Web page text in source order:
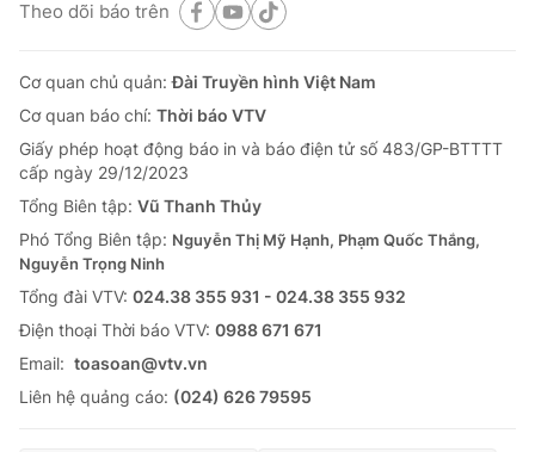
Theo dõi báo trên
Cơ quan chủ quản:Đài Truyền hình Việt Nam
Cơ quan báo chí: Thời báo VTV
Giấy phép hoạt động báo in và báo điện tử số 483/GP-BTTTT
cấp ngày 29/12/2023
Tổng Biên tập: Vũ Thanh Thủy
Phó Tổng Biên tập: Nguyễn Thị Mỹ Hạnh, Phạm Quốc Thắng,
Nguyễn Trọng Ninh
Tổng đài VTV: 024.38 355 931 - 024.38 355 932
Ðiện thoại Thời báo VTV: 0988 671 671
Email: toasoan@vtv.vn
Liên hệ quảng cáo: (024) 626 79595